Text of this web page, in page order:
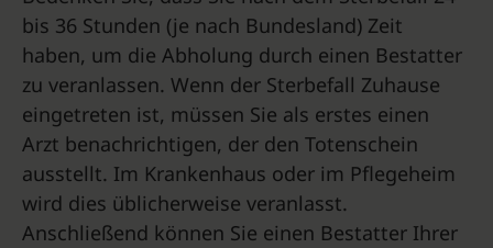
bis 36 Stunden (je nach Bundesland) Zeit
haben, um die Abholung durch einen Bestatter
zu veranlassen. Wenn der Sterbefall Zuhause
eingetreten ist, müssen Sie als erstes einen
Arzt benachrichtigen, der den Totenschein
ausstellt. Im Krankenhaus oder im Pflegeheim
wird dies üblicherweise veranlasst.
Anschließend können Sie einen Bestatter Ihrer